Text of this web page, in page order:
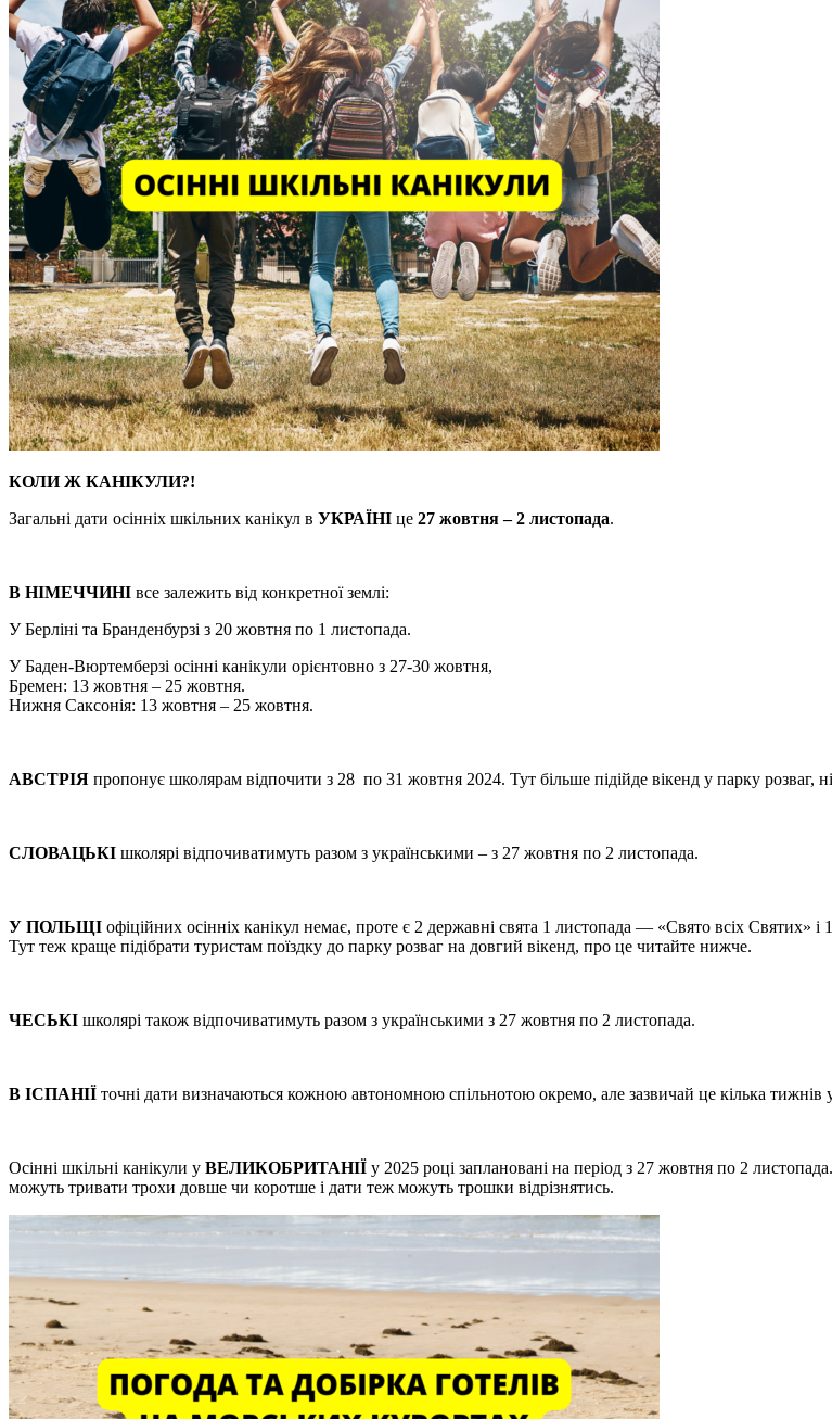
КОЛИ Ж КАНІКУЛИ?!
Загальні дати осінніх шкільних канікул в УКРАЇНІ це 27 жовтня – 2 листопада.
В НІМЕЧЧИНІ все залежить від конкретної землі:
У Берліні та Бранденбурзі з 20 жовтня по 1 листопада.
У Баден-Вюртемберзі осінні канікули орієнтовно з 27-30 жовтня,
Бремен: 13 жовтня – 25 жовтня.
Нижня Саксонія: 13 жовтня – 25 жовтня.
АВСТРІЯ пропонує школярам відпочити з 28 по 31 жовтня 2024. Тут більше підійде вікенд у парку розваг,
СЛОВАЦЬКІ школярі відпочиватимуть разом з українськими – з 27 жовтня по 2 листопада.
У ПОЛЬЩІ офіційних осінніх канікул немає, проте є 2 державні свята 1 листопада — «Свято всіх Святих»
Тут теж краще підібрати туристам поїздку до парку розваг на довгий вікенд, про це читайте нижче.
ЧЕСЬКІ школярі також відпочиватимуть разом з українськими з 27 жовтня по 2 листопада.
В ІСПАНІЇ точні дати визначаються кожною автономною спільнотою окремо, але зазвичай це кілька тижнів
Осінні шкільні канікули у ВЕЛИКОБРИТАНІЇ у 2025 році заплановані на період з 27 жовтня по 2
можуть тривати трохи довше чи коротше і дати теж можуть трошки відрізнятись.